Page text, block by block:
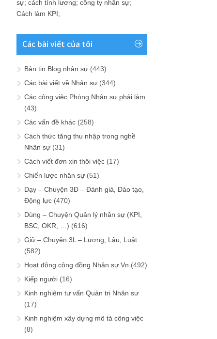
sự; cách tính lương; công ty nhân sự;
Cách làm KPI;
Các bài viết của tôi
Bản tin Blog nhân sự (443)
Các bài viết về Nhân sự (344)
Các công việc Phòng Nhân sự phải làm
(43)
Các vấn đề khác (258)
Cách thức tăng thu nhập trong nghề
Nhân sự (31)
Cách viết đơn xin thôi việc (17)
Chiến lược nhân sự (51)
Dạy – Chuyện 3Đ – Đánh giá, Đào tạo,
Động lực (470)
Dùng – Chuyện Quản lý nhân sự (KPI,
BSC, OKR, …) (616)
Giữ – Chuyện 3L – Lương, Lậu, Luật
(582)
Hoạt động cộng đồng Nhân sự Vn (492)
Kiếp người (16)
Kinh nghiệm tư vấn Quản trị Nhân sự
(17)
Kinh nghiệm xây dựng mô tả công việc
(8)